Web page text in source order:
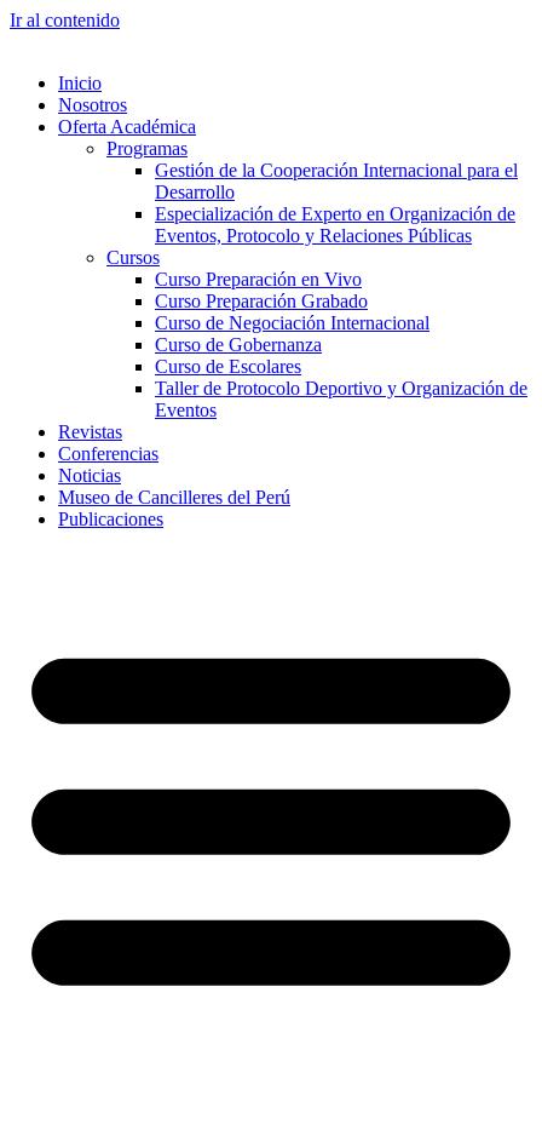
Ir al contenido
Inicio
Nosotros
Oferta Académica
Programas
Gestión de la Cooperación Internacional para el
Desarrollo
Especialización de Experto en Organización de
Eventos, Protocolo y Relaciones Públicas
Cursos
Curso Preparación en Vivo
Curso Preparación Grabado
Curso de Negociación Internacional
Curso de Gobernanza
Curso de Escolares
Taller de Protocolo Deportivo y Organización de
Eventos
Revistas
Conferencias
Noticias
Museo de Cancilleres del Perú
Publicaciones